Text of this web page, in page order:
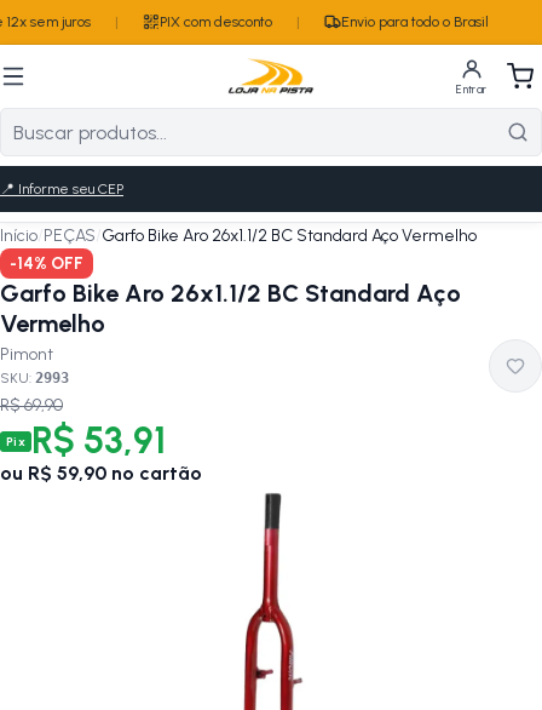
sem juros PIX com desconto Envio para todo o Brasil
Entrar
📍 Informe seu CEP
Início/PEÇAS/Garfo Bike Aro 26x1.1/2 BC Standard Aço Vermelho
-14% OFF
Garfo Bike Aro 26x1.1/2 BC Standard Aço
Vermelho
Pimont
SKU: 2993
R$ 69,90
Pix R$ 53,91
ou R$ 59,90 no cartão